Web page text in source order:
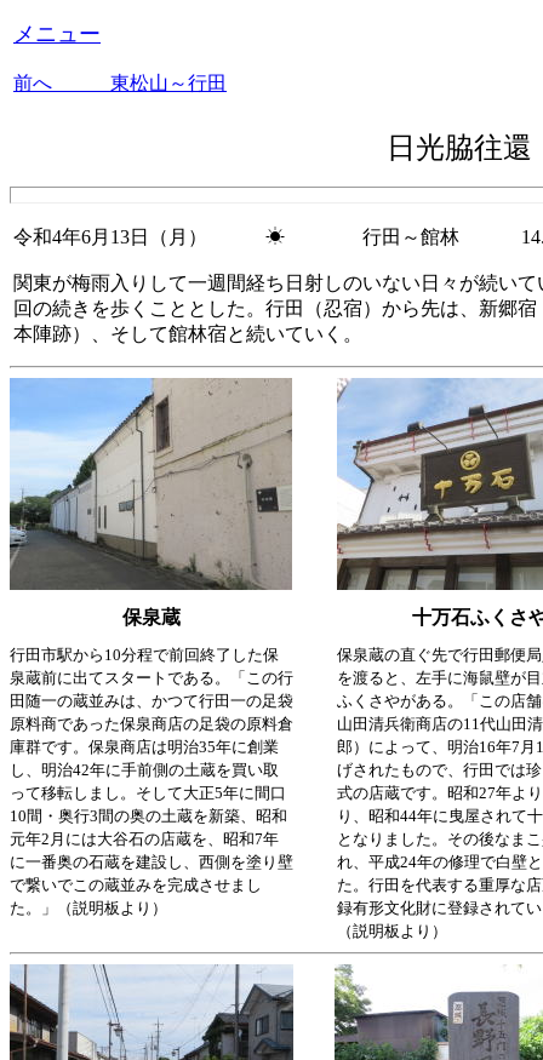
メニュー
前へ 東松山～行田
日光脇往
令和4年6月13日（月） ☀ 行田～館林
関東が梅雨入りして一週間経ち日射しのいない日々が続い
回の続きを歩くこととした。行田（忍宿）から先は、新郷
本陣跡）、そして館林宿と続いていく。
保泉蔵 十万石ふくさ
行田市駅から10分程で前回終了した保
泉蔵前に出てスタートである。「この行
田随一の蔵並みは、かつて行田一の足袋
原料商であった保泉商店の足袋の原料倉
庫群です。保泉商店は明治35年に創業
し、明治42年に手前側の土蔵を買い取
って移転しまし。そして大正5年に間口
10間・奥行3間の奥の土蔵を新築、昭和
元年2月には大谷石の店蔵を、昭和7年
に一番奥の石蔵を建設し、西側を塗り壁
で繋いでこの蔵並みを完成させまし
た。」（説明板より）
保泉蔵の直ぐ先で行田郵便
を渡ると、左手に海鼠壁が
ふくさやがある。「この店
山田清兵衛商店の11代山田
郎）によって、明治16年7月
げされたもので、行田では
式の店蔵です。昭和27年よ
り、昭和44年に曳屋されて
となりました。その後なま
れ、平成24年の修理で白壁
た。行田を代表する重厚な
録有形文化財に登録されて
（説明板より）